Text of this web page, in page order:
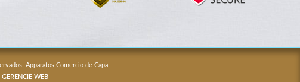
Apparatos Comercio de Capa
GERENCIE WEB